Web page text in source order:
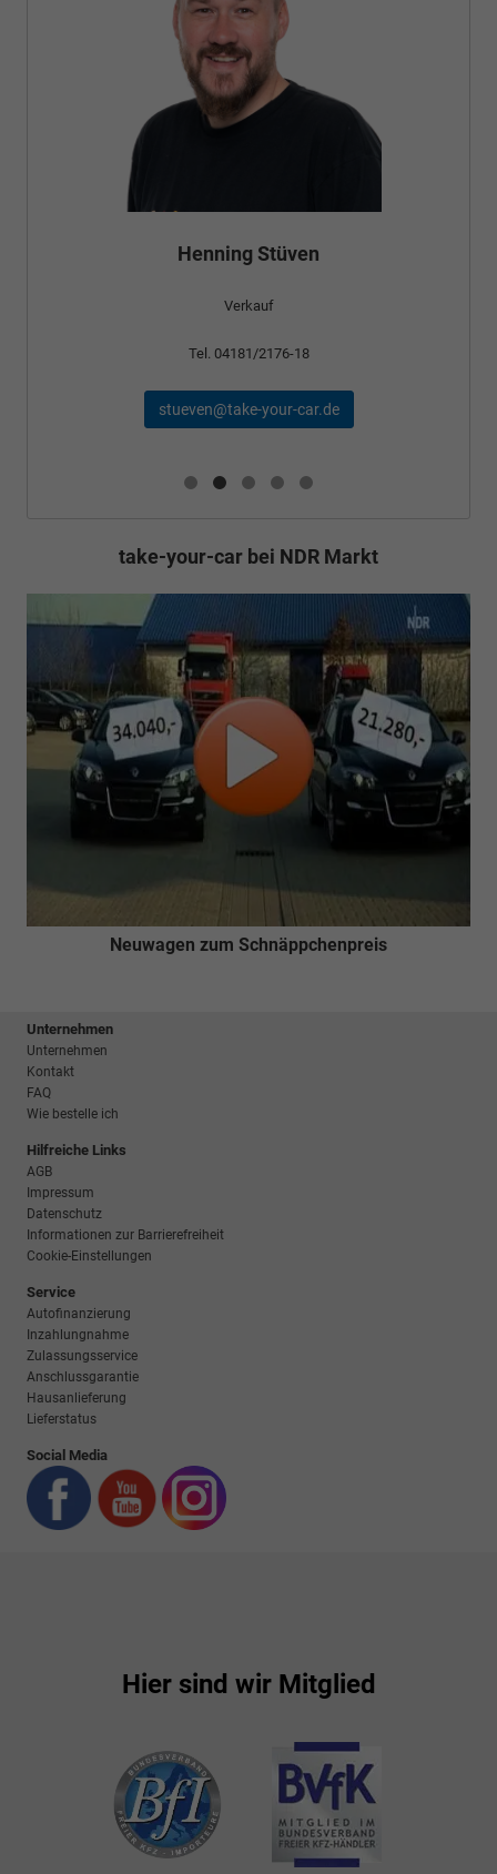
Henning Stüven
Verkauf
Tel. 04181/2176-18
stueven@take-your-car.de
take-your-car bei NDR Markt
Neuwagen zum Schnäppchenpreis
Unternehmen
Unternehmen
Kontakt
FAQ
Wie bestelle ich
Hilfreiche Links
AGB
Impressum
Datenschutz
Informationen zur Barrierefreiheit
Cookie-Einstellungen
Service
Autofinanzierung
Inzahlungnahme
Zulassungsservice
Anschlussgarantie
Hausanlieferung
Lieferstatus
Social Media
Hier sind wir Mitglied